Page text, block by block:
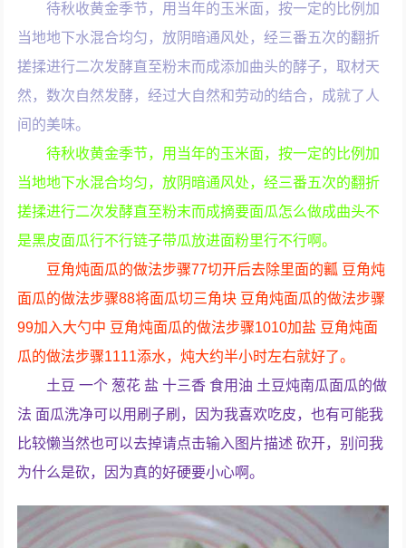
待秋收黄金季节，用当年的玉米面，按一定的比例加
当地地下水混合均匀，放阴暗通风处，经三番五次的翻折
搓揉进行二次发酵直至粉末而成添加曲头的酵子，取材天
然，数次自然发酵，经过大自然和劳动的结合，成就了人
间的美味。
待秋收黄金季节，用当年的玉米面，按一定的比例加
当地地下水混合均匀，放阴暗通风处，经三番五次的翻折
搓揉进行二次发酵直至粉末而成摘要面瓜怎么做成曲头不
是黑皮面瓜行不行链子带瓜放进面粉里行不行啊。
豆角炖面瓜的做法步骤77切开后去除里面的瓤 豆角炖
面瓜的做法步骤88将面瓜切三角块 豆角炖面瓜的做法步骤
99加入大勺中 豆角炖面瓜的做法步骤1010加盐 豆角炖面
瓜的做法步骤1111添水，炖大约半小时左右就好了。
土豆 一个 葱花 盐 十三香 食用油 土豆炖南瓜面瓜的做
法 面瓜洗净可以用刷子刷，因为我喜欢吃皮，也有可能我
比较懒当然也可以去掉请点击输入图片描述 砍开，别问我
为什么是砍，因为真的好硬要小心啊。